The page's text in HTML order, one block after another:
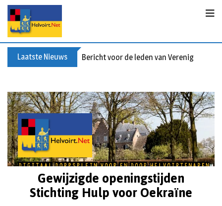
Laatste Nieuws Bericht voor de leden van Vereniging 55+
Gewijzigde openingstijden
Stichting Hulp voor Oekraïne